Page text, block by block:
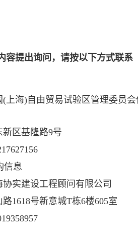
容提出询问，请按以下方式联系
(上海)自由贸易试验区管理委员
新区基隆路9号
信息
协实建设工程顾问有限公司
路1618号新意城T栋6楼605室